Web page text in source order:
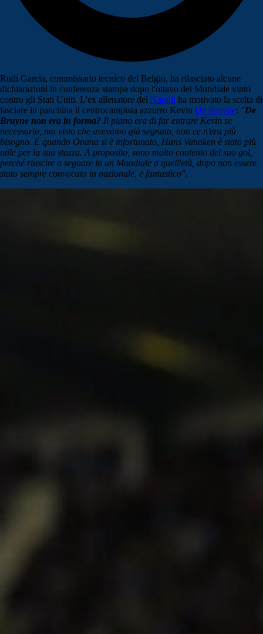
Rudi Garcia, commissario tecnico del Belgio, ha rilasciato alcune
dichiarazioni in conferenza stampa dopo l'ottavo del Mondiale vinto
contro gli Stati Uniti. L'ex allenatore del Napoli ha motivato la scelta di
lasciare in panchina il centrocampista azzurro Kevin De Bruyne: "De
Bruyne non era in forma? Il piano era di far entrare Kevin se
necessario, ma visto che avevamo già segnato, non ce n'era più
bisogno. E quando Onana si è infortunato, Hans Vanaken è stato più
utile per la sua stazza. A proposito, sono molto contento del suo gol,
perché riuscire a segnare in un Mondiale a quell'età, dopo non essere
stato sempre convocato in nazionale, è fantastico".